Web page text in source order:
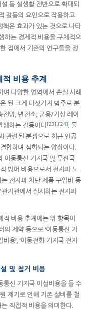
등 실생활 전반으로 확대되
갈등의 요인으로 작용하고
은 효과가 있는 것으로 나타
하는 경제적 비용을 구체적으
점에서 기존의 연구들을 정
비용 추계
다양한 영역에서 손실 사례
된 크게 다섯가지 범주로 분
망, 변전소, 군용/기상 레이
생하는 갈등이다[23],[24]. 둘
관련된 분쟁으로 최근 인공
합하며 심화되는 양상이다.
이동통신 기지국 및 무선국
방어 비용으로서 전자파 노
전자파 차단 제품 구입비 등
기관에서 실시하는 전자파
비용 추계에는 위 항목이
제약 등으로 ‘이동통신 기
용’, ‘이동전화 기지국 전자
및 철거 비용
통신 기지국 이설비용을 들 수
제기로 인해 기존 설비를 철
직접적 비용을 의미한다.